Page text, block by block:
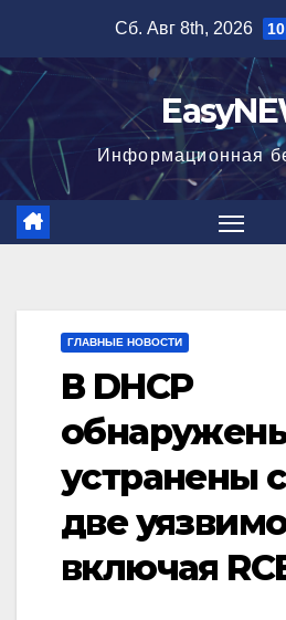
содержимому
Сб. Авг 8th, 2026
Информационная
ГЛАВНЫЕ НОВОСТИ
В DHCP
устранены
две
включая